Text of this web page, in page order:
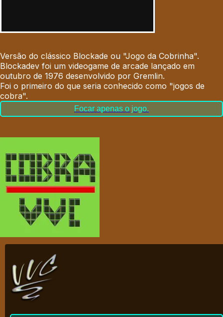
Versão do clássico Blockade ou "Jogo da Cobrinha".
Blockadev foi um videogame de arcade lançado em
outubro de 1976 desenvolvido por Gremlin.
Foi o primeiro do que seria conhecido como "jogos de
cobra".
Focar apenas o jogo.